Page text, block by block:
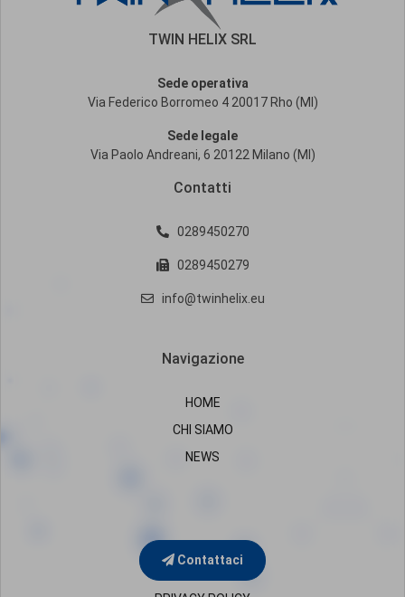
TWIN HELIX SRL
Sede operativa
Via Federico Borromeo 4 20017 Rho (MI)
Sede legale
Via Paolo Andreani, 6 20122 Milano (MI)
Contatti
0289450270
0289450279
info@twinhelix.eu
Navigazione
HOME
CHI SIAMO
NEWS
Contattaci